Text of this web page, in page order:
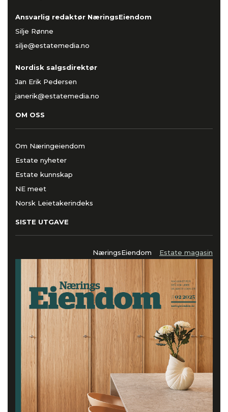
Ansvarlig redaktør NæringsEiendom
Silje Rønne
silje@estatemedia.no
Nordisk salgsdirektør
Jan Erik Pedersen
janerik@estatemedia.no
OM OSS
Om Næringeiendom
Estate nyheter
Estate kunnskap
NE meet
Norsk Leietakerindeks
SISTE UTGAVE
NæringsEiendom Estate magasin